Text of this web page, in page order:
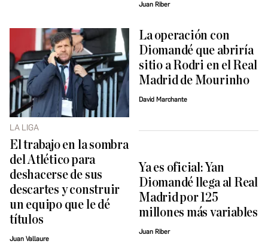
Juan Riber
LA LIGA
El trabajo en la sombra
del Atlético para
deshacerse de sus
descartes y construir
un equipo que le dé
títulos
Juan Vallaure
La operación con
Diomandé que abriría
sitio a Rodri en el Real
Madrid de Mourinho
David Marchante
Ya es oficial: Yan
Diomandé llega al Real
Madrid por 125
millones más variables
Juan Riber